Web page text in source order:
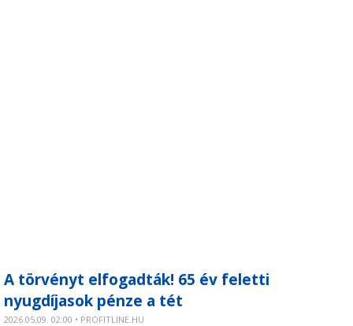
A törvényt elfogadták! 65 év feletti
nyugdíjasok pénze a tét
2026.05.09. 02:00 • PROFITLINE.HU